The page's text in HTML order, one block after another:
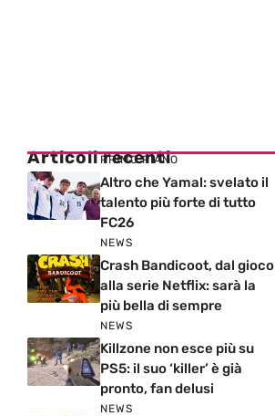
Articoli recenti
PRIMO PIANO
Altro che Yamal: svelato il
talento più forte di tutto
FC26
NEWS
Crash Bandicoot, dal gioco
alla serie Netflix: sarà la
più bella di sempre
NEWS
Killzone non esce più su
PS5: il suo ‘killer’ è già
pronto, fan delusi
NEWS